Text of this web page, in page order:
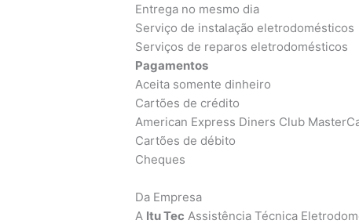
Entrega no mesmo dia
Serviço de instalação eletrodomésticos
Serviços de reparos eletrodomésticos
Pagamentos
Aceita somente dinheiro
Cartões de crédito
American Express Diners Club
Cartões de débito
Cheques
Da Empresa
A Itu Tec Assistência Técnica